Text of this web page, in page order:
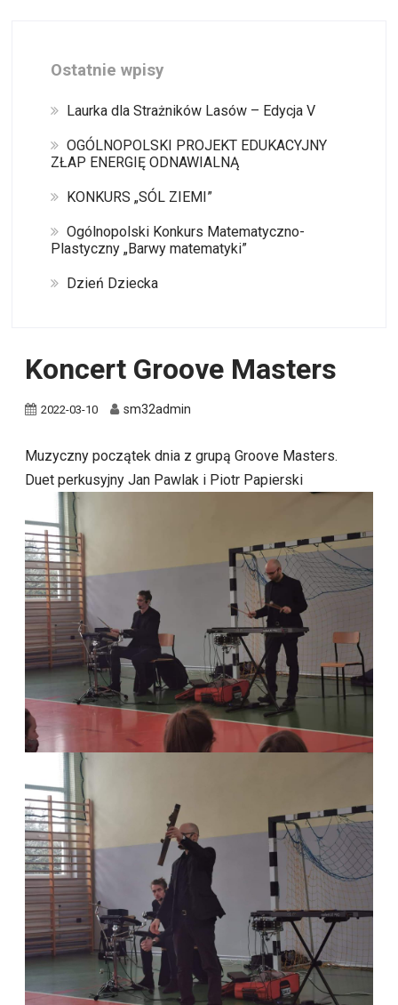
Ostatnie wpisy
Laurka dla Strażników Lasów – Edycja V
OGÓLNOPOLSKI PROJEKT EDUKACYJNY
ZŁAP ENERGIĘ ODNAWIALNĄ
KONKURS „SÓL ZIEMI”
Ogólnopolski Konkurs Matematyczno-
Plastyczny „Barwy matematyki”
Dzień Dziecka
Koncert Groove Masters
2022-03-10 sm32admin
Muzyczny początek dnia z grupą Groove Masters.
Duet perkusyjny Jan Pawlak i Piotr Papierski